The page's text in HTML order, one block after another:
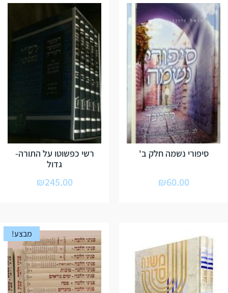
סיפורי נשמה חלק ב'
₪60.00
רשי כפשוטו על התורה-
גדול
₪245.00
מבצע!